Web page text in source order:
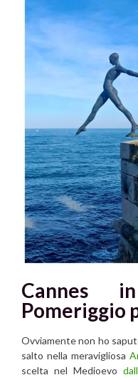
Cannes
Pomeriggio
Ovviamente non ho
salto nella meravigliosa
scelta nel Medioevo